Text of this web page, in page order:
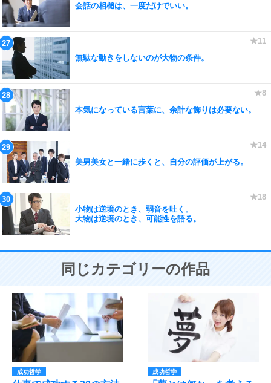
会話の相槌は、一度だけでいい。
無駄な動きをしないのが大物の条件。
本気になっている言葉に、余計な飾りは必要ない。
美男美女と一緒に歩くと、自分の評価が上がる。
小物は逆境のとき、弱音を吐く。
大物は逆境のとき、可能性を語る。
同じカテゴリーの作品
成功哲学 成功哲学